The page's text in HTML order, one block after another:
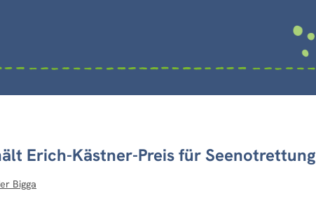
Erich-Kästner-Preis für Seenotrettung
Bigga